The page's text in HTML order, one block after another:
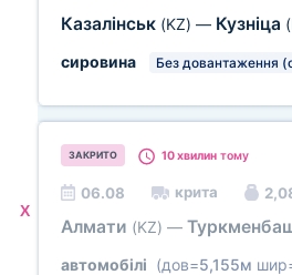
Казалінськ (KZ) — Кузніца
сировина
Без довантаження
X
ЗАКРИТО 10 хвилин тому
06.08 крита
Алмати (KZ) —
автомобілі (дов=5,155м